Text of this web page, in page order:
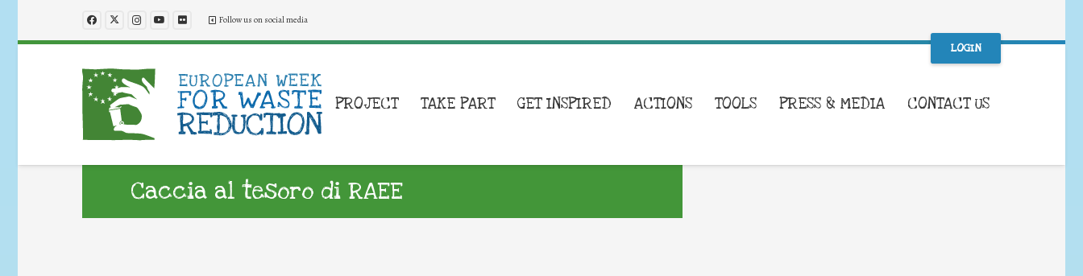
Follow us on social media
LOGIN
PROJECT TAKE PART GET INSPIRED ACTIONS TOOLS PRESS & MEDIA CONTACT US
Caccia al tesoro di RAEE